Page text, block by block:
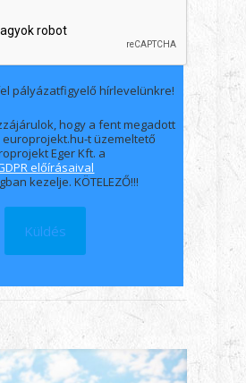
pályázatfigyelő hírlevelünkre!
hogy a fent megadott
t üzemeltető
Eger Kft. a
előírásaival
kezelje. KÖTELEZŐ!!!